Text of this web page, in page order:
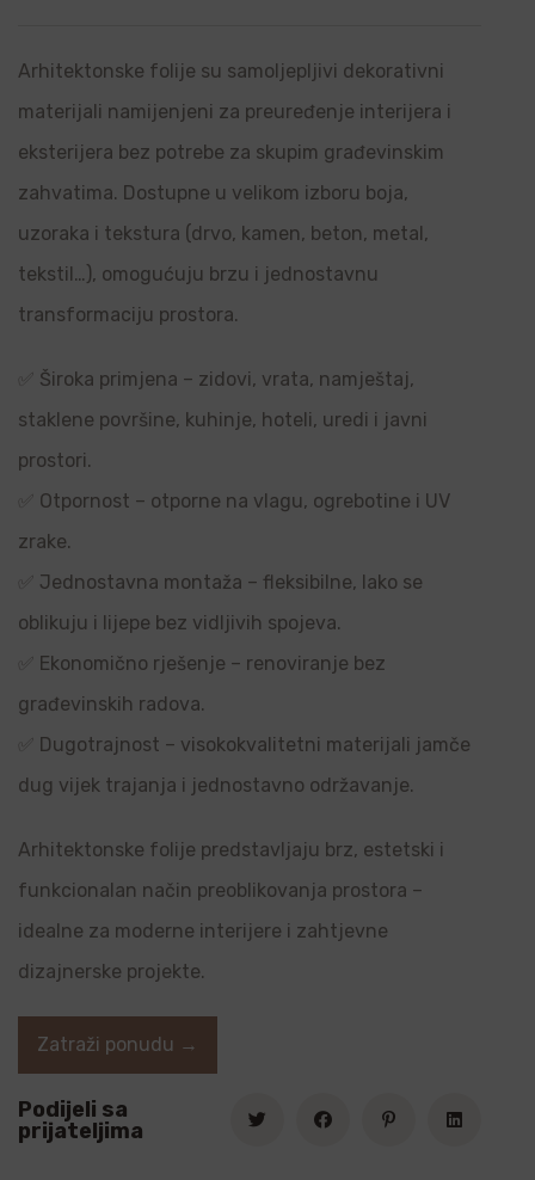
Arhitektonske folije su samoljepljivi dekorativni
materijali namijenjeni za preuređenje interijera i
eksterijera bez potrebe za skupim građevinskim
zahvatima. Dostupne u velikom izboru boja,
uzoraka i tekstura (drvo, kamen, beton, metal,
tekstil…), omogućuju brzu i jednostavnu
transformaciju prostora.
✅ Široka primjena – zidovi, vrata, namještaj,
staklene površine, kuhinje, hoteli, uredi i javni
prostori.
✅ Otpornost – otporne na vlagu, ogrebotine i UV
zrake.
✅ Jednostavna montaža – fleksibilne, lako se
oblikuju i lijepe bez vidljivih spojeva.
✅ Ekonomično rješenje – renoviranje bez
građevinskih radova.
✅ Dugotrajnost – visokokvalitetni materijali jamče
dug vijek trajanja i jednostavno održavanje.
Arhitektonske folije predstavljaju brz, estetski i
funkcionalan način preoblikovanja prostora –
idealne za moderne interijere i zahtjevne
dizajnerske projekte.
Podijeli sa
prijateljima
Zatraži ponudu →